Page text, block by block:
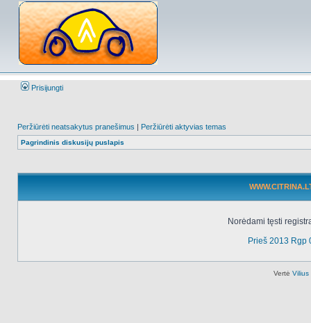
Prisijungti
Peržiūrėti neatsakytus pranešimus | Peržiūrėti aktyvias temas
Pagrindinis diskusijų puslapis
Norėdami tęsti
Prieš 2013 Rgp
Vertė Vilius